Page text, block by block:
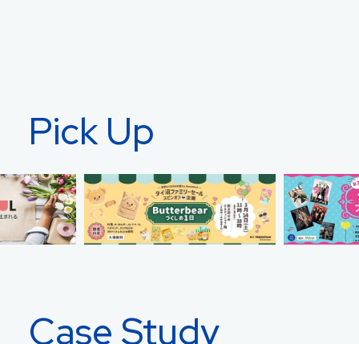
Pick Up
Case Study